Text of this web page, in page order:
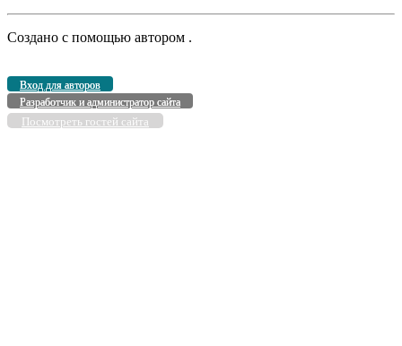
Создано с помощью автором .
Вход для авторов
Разработчик и администратор сайта
Посмотреть гостей сайта